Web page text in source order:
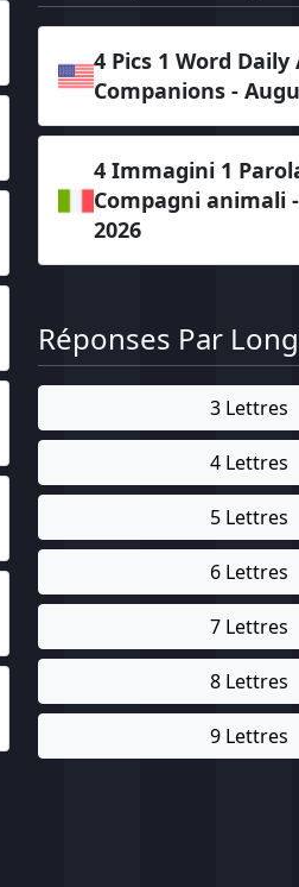
4 Pics 1 Word
Companions -
4 Immagini 1
Compagni animali
2026
Réponses Par
3 Lettres
4 Lettres
5 Lettres
6 Lettres
7 Lettres
8 Lettres
9 Lettres